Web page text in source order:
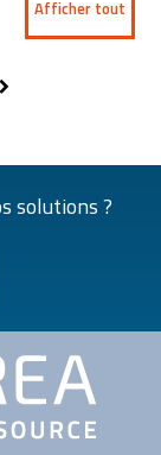
Afficher tout
solutions ?